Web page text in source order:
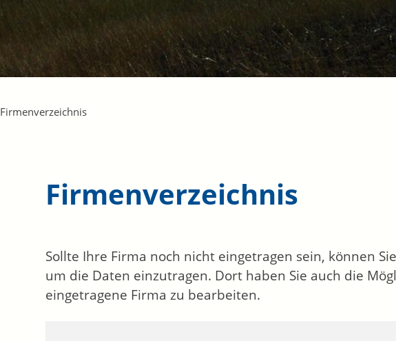
Firmenverzeichnis
Firmenverzeichnis
Sollte Ihre Firma noch nicht eingetragen sein, können
um die Daten einzutragen. Dort haben Sie auch die
eingetragene Firma zu bearbeiten.